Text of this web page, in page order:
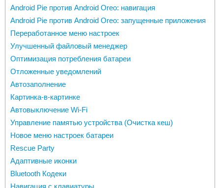
Android Pie против Android Oreo: навигация
Android Pie против Android Oreo: запущенные приложения
Переработанное меню настроек
Улучшенный файловый менеджер
Оптимизация потребления батареи
Отложенные уведомлений
Автозаполнение
Картинка-в-картинке
Автовыключение Wi-Fi
Управление памятью устройства (Очистка кеш)
Новое меню настроек батареи
Rescue Party
Адаптивные иконки
Bluetooth Кодеки